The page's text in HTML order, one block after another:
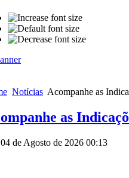
Notícias Acompanhe as
as
de Agosto de 2026 00:13